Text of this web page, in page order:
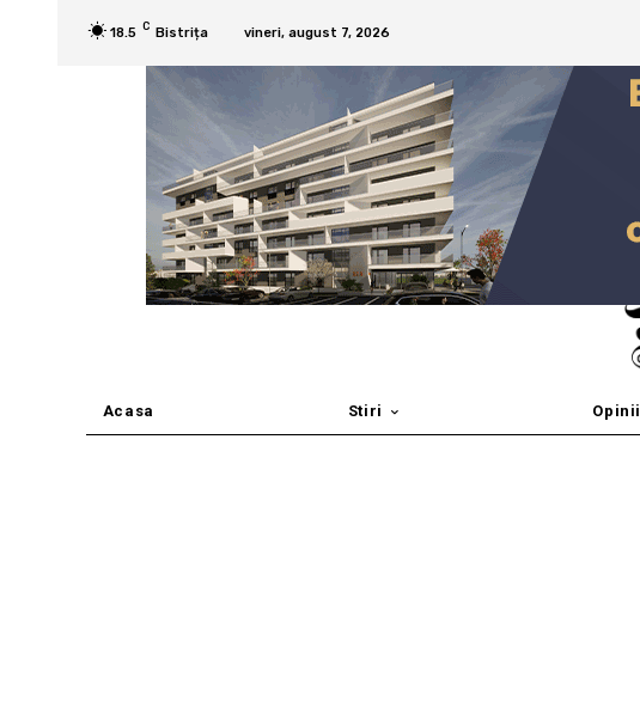
18.5 C Bistrița vineri, august 7, 2026
Acasa Stiri Opinii